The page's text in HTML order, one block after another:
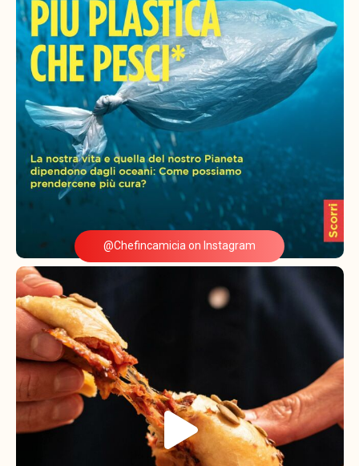
@Chefincamicia on Instagram